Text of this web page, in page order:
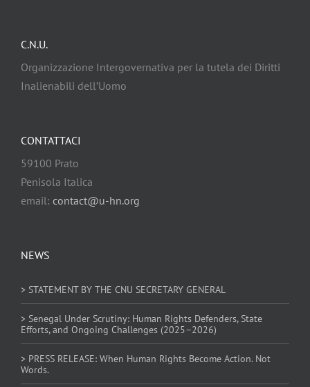
C.N.U.
Organizzazione Intergovernativa per la tutela dei Diritti
Inalienabili dell’Uomo
NEWS
> STATEMENT BY THE CNU SECRETARY GENERAL
> Senegal Under Scrutiny: Human Rights Defenders, State
Efforts, and Ongoing Challenges (2025–2026)
> PRESS RELEASE: When Human Rights Become Action. Not
Words.
CONTATTACI
59100 Prato
Penisola Italica
email: contact@u-hn.org